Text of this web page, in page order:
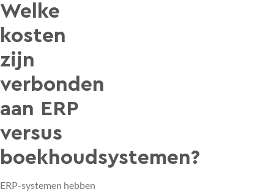
Welke
kosten
zijn
verbonden
aan ERP
versus
boekhoudsystemen?
ERP-systemen hebben